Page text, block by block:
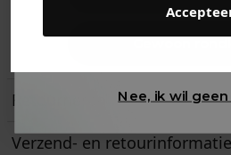
is morgen in
Retourneren
Verzend- en retourinformatie
Nee, ik wil